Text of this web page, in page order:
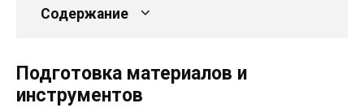
Содержание
Подготовка материалов и
инструментов